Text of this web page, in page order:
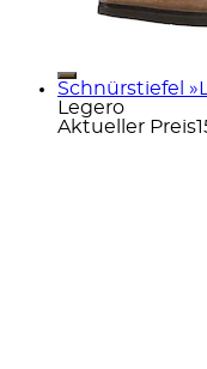
Schnürstiefel
Legero
Aktueller Preis